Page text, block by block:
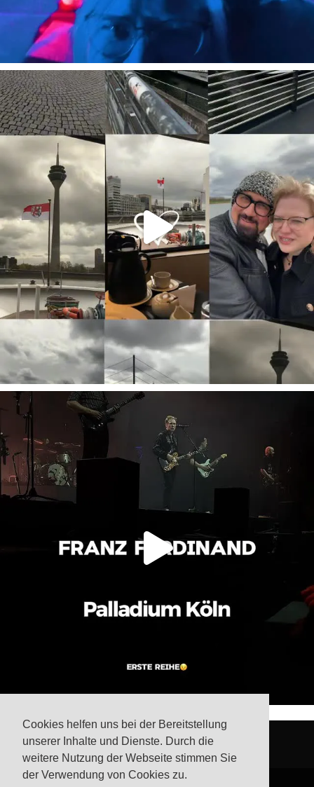
Cookies helfen uns bei der Bereitstellung
unserer Inhalte und Dienste. Durch die
weitere Nutzung der Webseite stimmen Sie
der Verwendung von Cookies zu.